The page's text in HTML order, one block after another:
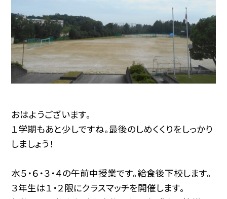
おはようございます。
１学期もあと少しですね。最後のしめくくりをしっかり
しましょう！
水５・６・３・４の午前中授業です。給食後下校します。
３年生は１・２限にクラスマッチを開催します。